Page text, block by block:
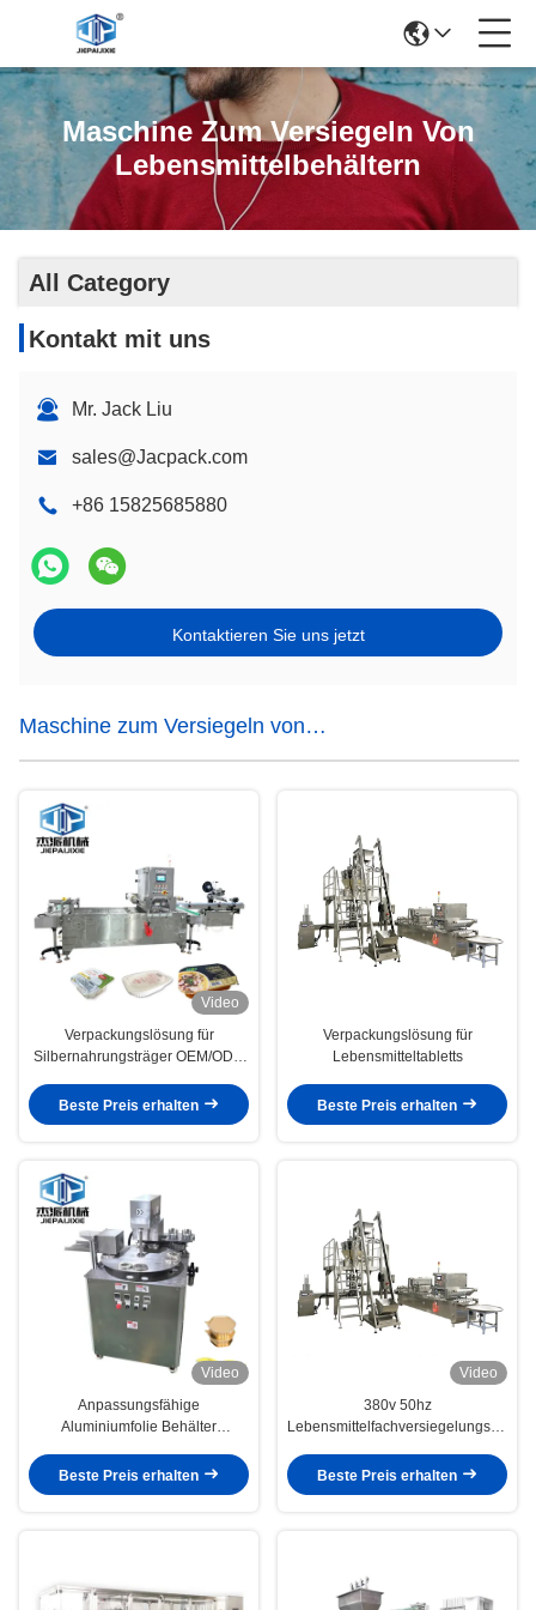
Maschine Zum Versiegeln Von
Lebensmittelbehältern
All Category
Kontakt mit uns
Mr. Jack Liu
sales@Jacpack.com
+86 15825685880
Kontaktieren Sie uns jetzt
Maschine zum Versiegeln von
Lebensmittelbehältern
Video
Verpackungslösung für
Silbernahrungsträger OEM/ODM
Versiegelung und Etikettierung
Beste Preis erhalten
Verpackungslösung für
Lebensmitteltabletts
Beste Preis erhalten
Video
Anpassungsfähige
Aluminiumfolie Behälter
Versiegelmaschine
Beste Preis erhalten
Video
380v 50hz
Lebensmittel
Beste Preis erhalten